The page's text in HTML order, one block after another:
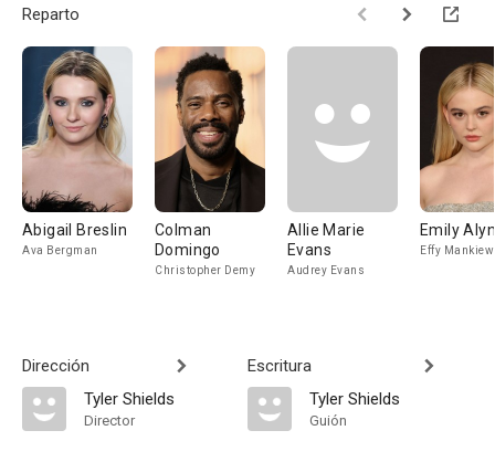
Reparto
Abigail Breslin
Ava Bergman
Colman
Domingo
Christopher Demy
Allie Marie
Evans
Audrey Evans
Emily
Effy
Dirección
Tyler Shields
Director
Escritura
Tyler Shields
Guión